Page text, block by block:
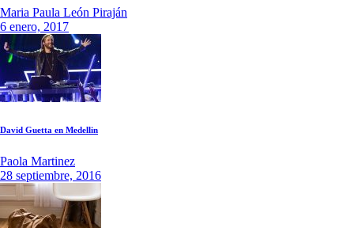
Maria Paula León Piraján
6 enero, 2017
David Guetta en Medellin
Paola Martinez
28 septiembre, 2016